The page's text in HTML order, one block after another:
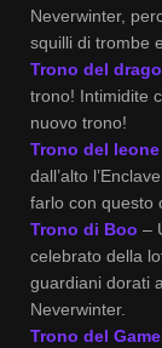
Neverwinter,
squilli di trombe
Trono del
trono! Intimidite
nuovo trono!
Trono del leone
dall’alto
farlo con questo
Trono di Boo –
celebrato della
guardiani dorati
Neverwinter.
Trono del